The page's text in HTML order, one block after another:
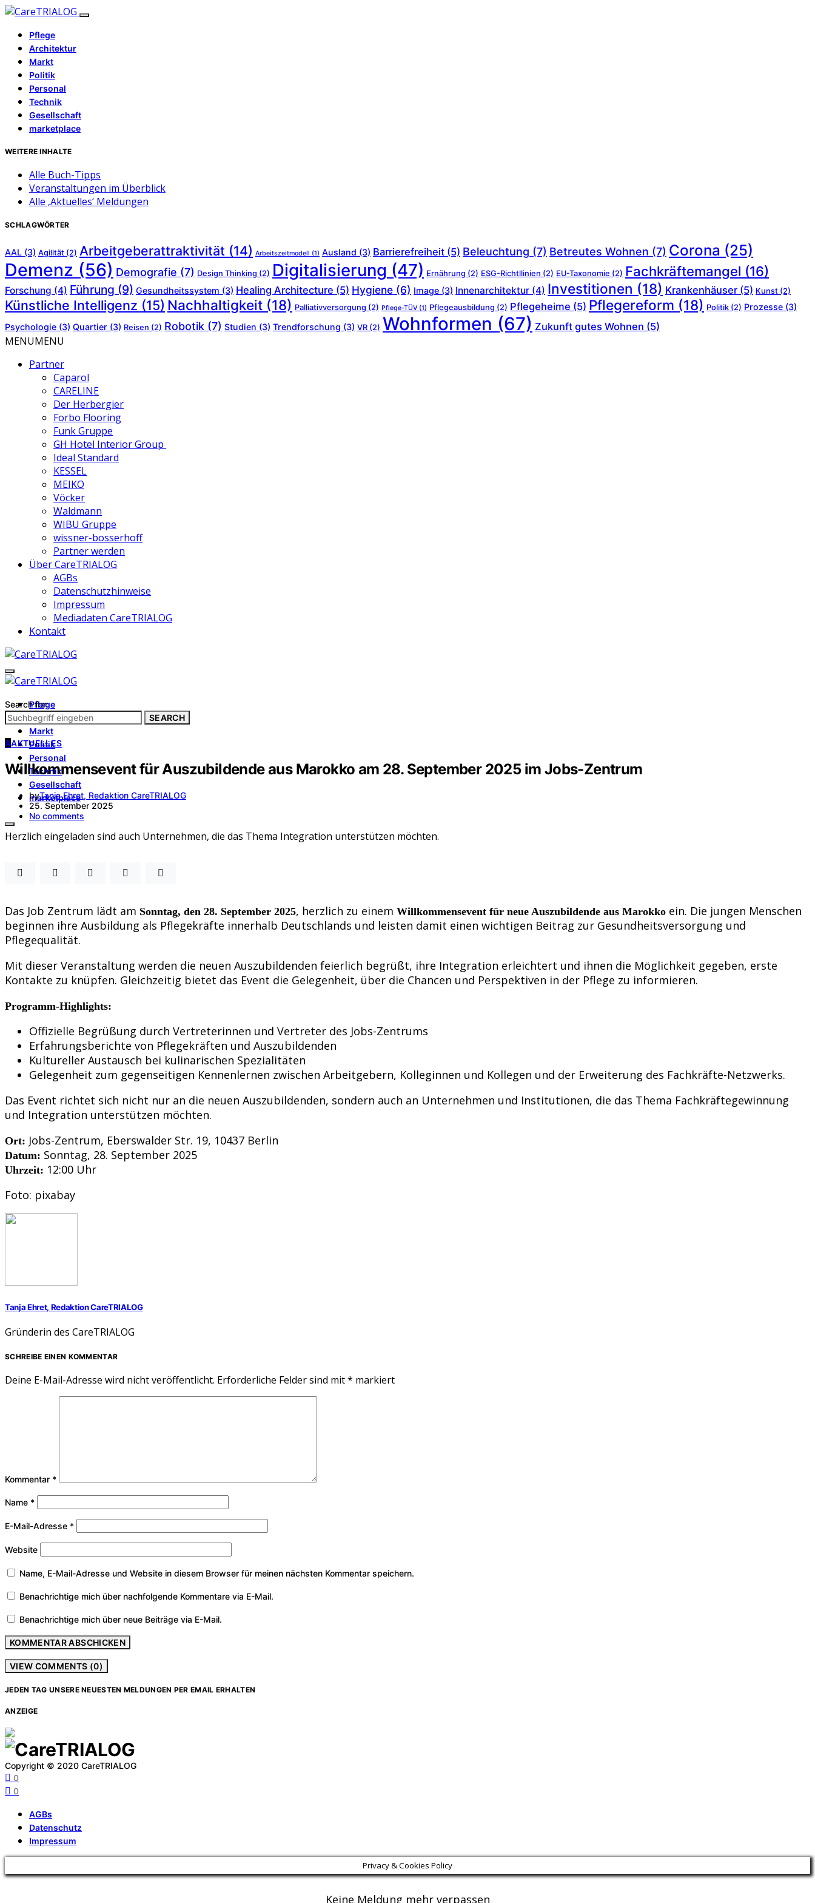
Pflege
Architektur
Markt
Politik
Personal
Technik
Gesellschaft
marketplace
WEITERE INHALTE
Alle Buch-Tipps
Veranstaltungen im Überblick
Alle ‚Aktuelles‘ Meldungen
SCHLAGWÖRTER
AAL (3) Agilität (2) Arbeitgeberattraktivität (14) Arbeitszeitmodell (1) Ausland (3) Barrierefreiheit (5) Beleuchtung (7) Betreutes Wohnen (7) Corona (25)
Demenz (56) Demografie (7) Design Thinking (2) Digitalisierung (47) Ernährung (2) ESG-Richtllinien (2) EU-Taxonomie (2) Fachkräftemangel (16)
Forschung (4) Führung (9) Gesundheitssystem (3) Healing Architecture (5) Hygiene (6) Image (3) Innenarchitektur (4) Investitionen (18) Krankenhäuser (5) Kunst (2)
Künstliche Intelligenz (15) Nachhaltigkeit (18) Palliativversorgung (2) Pflege-TÜV (1) Pflegeausbildung (2) Pflegeheime (5) Pflegereform (18) Politik (2) Prozesse (3)
Psychologie (3) Quartier (3) Reisen (2) Robotik (7) Studien (3) Trendforschung (3) VR (2) Wohnformen (67) Zukunft gutes Wohnen (5)
MENUMENU
Partner
Caparol
CARELINE
Der Herbergier
Forbo Flooring
Funk Gruppe
GH Hotel Interior Group
Ideal Standard
KESSEL
MEIKO
Vöcker
Waldmann
WIBU Gruppe
wissner-bosserhoff
Partner werden
Über CareTRIALOG
AGBs
Datenschutzhinweise
Impressum
Mediadaten CareTRIALOG
Kontakt
Pflege
Architektur
Markt
Politik
Personal
Technik
Gesellschaft
marketplace
Search for:
SEARCH
AAKTUELLES
Willkommensevent für Auszubildende aus Marokko am 28. September 2025 im Jobs-Zentrum
byTanja Ehret, Redaktion CareTRIALOG
25. September 2025
No comments
Herzlich eingeladen sind auch Unternehmen, die das Thema Integration unterstützen möchten.
Das Job Zentrum lädt am Sonntag, den 28. September 2025, herzlich zu einem Willkommensevent für neue Auszubildende aus Marokko ein. Die jungen Menschen
beginnen ihre Ausbildung als Pflegekräfte innerhalb Deutschlands und leisten damit einen wichtigen Beitrag zur Gesundheitsversorgung und
Pflegequalität.
Mit dieser Veranstaltung werden die neuen Auszubildenden feierlich begrüßt, ihre Integration erleichtert und ihnen die Möglichkeit gegeben, erste
Kontakte zu knüpfen. Gleichzeitig bietet das Event die Gelegenheit, über die Chancen und Perspektiven in der Pflege zu informieren.
Programm-Highlights:
Offizielle Begrüßung durch Vertreterinnen und Vertreter des Jobs-Zentrums
Erfahrungsberichte von Pflegekräften und Auszubildenden
Kultureller Austausch bei kulinarischen Spezialitäten
Gelegenheit zum gegenseitigen Kennenlernen zwischen Arbeitgebern, Kolleginnen und Kollegen und der Erweiterung des Fachkräfte-Netzwerks.
Das Event richtet sich nicht nur an die neuen Auszubildenden, sondern auch an Unternehmen und Institutionen, die das Thema Fachkräftegewinnung
und Integration unterstützen möchten.
Ort: Jobs-Zentrum, Eberswalder Str. 19, 10437 Berlin
Datum: Sonntag, 28. September 2025
Uhrzeit: 12:00 Uhr
Foto: pixabay
Tanja Ehret, Redaktion CareTRIALOG
Gründerin des CareTRIALOG
SCHREIBE EINEN KOMMENTAR
Deine E-Mail-Adresse wird nicht veröffentlicht. Erforderliche Felder sind mit* markiert
Kommentar *
Name *
E-Mail-Adresse *
Website
Name, E-Mail-Adresse und Website in diesem Browser für meinen nächsten Kommentar speichern.
Benachrichtige mich über nachfolgende Kommentare via E-Mail.
Benachrichtige mich über neue Beiträge via E-Mail.
VIEW COMMENTS (0)
JEDEN TAG UNSERE NEUESTEN MELDUNGEN PER EMAIL ERHALTEN
ANZEIGE
Copyright © 2020 CareTRIALOG
0
0
AGBs
Datenschutz
Impressum
Privacy & Cookies Policy
Keine Meldung mehr verpassen